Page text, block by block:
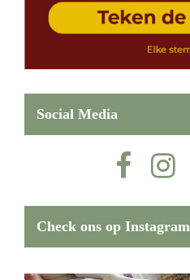
Social Media
Check ons op Instagram